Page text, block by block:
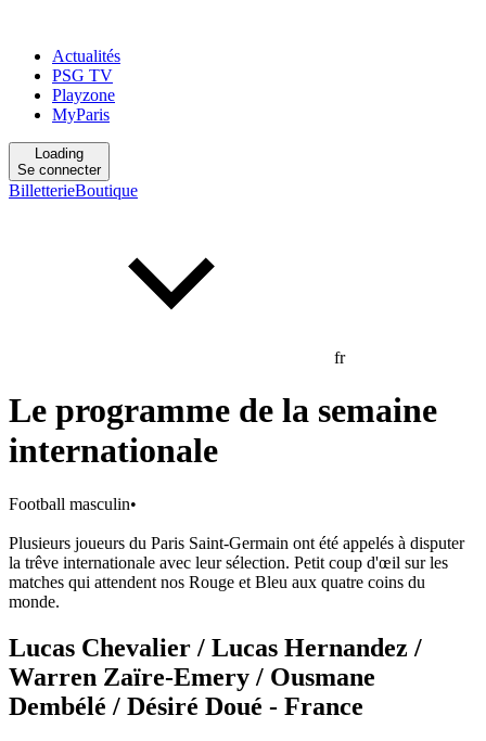
Actualités
PSG TV
Playzone
MyParis
Loading
Se connecter
BilletterieBoutique
fr
Le programme de la semaine
internationale
Football masculin•
Plusieurs joueurs du Paris Saint-Germain ont été appelés à disputer
la trêve internationale avec leur sélection. Petit coup d'œil sur les
matches qui attendent nos Rouge et Bleu aux quatre coins du
monde.
Lucas Chevalier / Lucas Hernandez /
Warren Zaïre-Emery / Ousmane
Dembélé / Désiré Doué - France